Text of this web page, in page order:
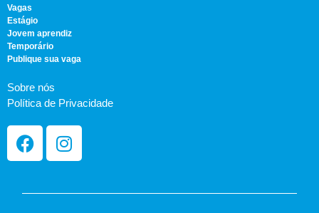
Vagas
Estágio
Jovem aprendiz
Temporário
Publique sua vaga
Sobre nós
Política de Privacidade